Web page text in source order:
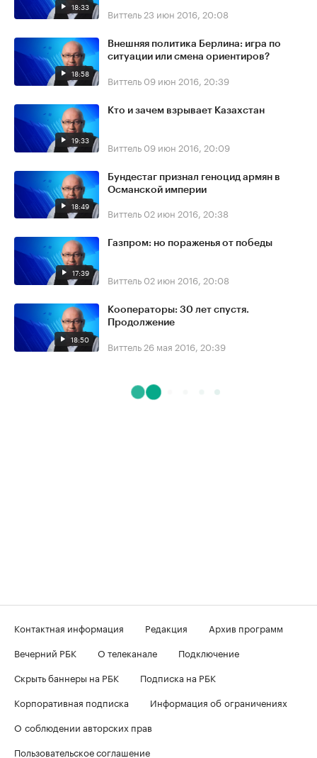
18:33 Виттель 23 июн 2016, 20:08
18:58
Внешняя политика Берлина: игра по
ситуации или смена ориентиров?
Виттель 09 июн 2016, 20:39
19:33
Кто и зачем взрывает Казахстан
Виттель 09 июн 2016, 20:09
18:49
Бундестаг признал геноцид армян в
Османской империи
Виттель 02 июн 2016, 20:38
17:39
Газпром: но пораженья от победы
Виттель 02 июн 2016, 20:08
18:50
Кооператоры: 30 лет спустя.
Продолжение
Виттель 26 мая 2016, 20:39
Контактная информация Редакция
Архив программ
Вечерний РБК
О телеканале
Подключение
Скрыть баннеры на РБК
Подписка на РБК
Корпоративная подписка
Информация об ограничениях
О соблюдении авторских прав
Пользовательское соглашение